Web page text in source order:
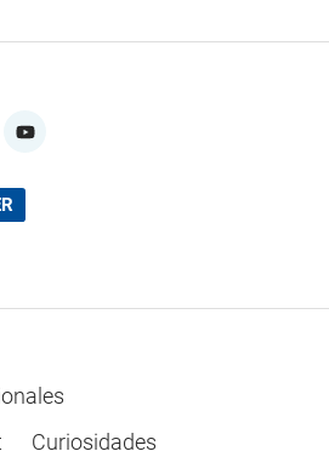
Curiosidades